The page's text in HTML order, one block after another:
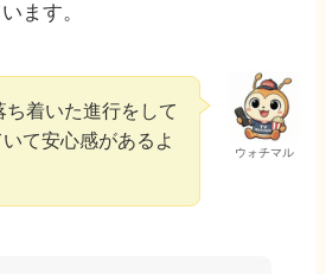
ます。
ウォチマル
ち着いた進行をして
て安心感があるよ